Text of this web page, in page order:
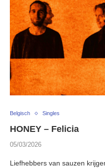
Belgisch Singles
HONEY – Felicia
05/03/2026
Liefhebbers van sauzen